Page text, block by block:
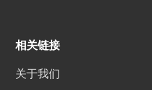
相关链接
关于我们